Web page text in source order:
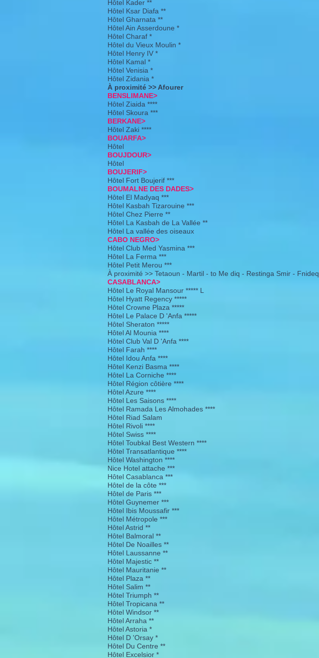
Hôtel Kader **
Hôtel Ksar Diafa **
Hôtel Gharnata **
Hôtel Ain Asserdoune *
Hôtel Charaf *
Hôtel du Vieux Moulin *
Hôtel Henry IV *
Hôtel Kamal *
Hôtel Venisia *
Hôtel Zidania *
À proximité >> Afourer
BENSLIMANE>
Hôtel Ziaida ****
Hôtel Skoura ***
BERKANE>
Hôtel Zaki ****
BOUARFA>
Hôtel
BOUJDOUR>
Hôtel
BOUJERIF>
Hôtel Fort Boujerif ***
BOUMALNE DES DADES>
Hôtel El Madyaq ***
Hôtel Kasbah Tizarouine ***
Hôtel Chez Pierre **
Hôtel La Kasbah de La Vallée **
Hôtel La vallée des oiseaux
CABO NEGRO>
Hôtel Club Med Yasmina ***
Hôtel La Ferma ***
Hôtel Petit Merou ***
À proximité >> Tetaoun - Martil - to Me diq - Restinga Smir - Fnideq
CASABLANCA>
Hôtel Le Royal Mansour ***** L
Hôtel Hyatt Regency *****
Hôtel Crowne Plaza *****
Hôtel Le Palace D 'Anfa *****
Hôtel Sheraton *****
Hôtel Al Mounia ****
Hôtel Club Val D 'Anfa ****
Hôtel Farah ****
Hôtel Idou Anfa ****
Hôtel Kenzi Basma ****
Hôtel La Corniche ****
Hôtel Région côtière ****
Hôtel Azure ****
Hôtel Les Saisons ****
Hôtel Ramada Les Almohades ****
Hôtel Riad Salam
Hôtel Rivoli ****
Hôtel Swiss ****
Hôtel Toubkal Best Western ****
Hôtel Transatlantique ****
Hôtel Washington ****
Nice Hotel attache ***
Hôtel Casablanca ***
Hôtel de la côte ***
Hôtel de Paris ***
Hôtel Guynemer ***
Hôtel Ibis Moussafir ***
Hôtel Métropole ***
Hôtel Astrid **
Hôtel Balmoral **
Hôtel De Noailles **
Hôtel Laussanne **
Hôtel Majestic **
Hôtel Mauritanie **
Hôtel Plaza **
Hôtel Salim **
Hôtel Triumph **
Hôtel Tropicana **
Hôtel Windsor **
Hôtel Arraha **
Hôtel Astoria *
Hôtel D 'Orsay *
Hôtel Du Centre **
Hôtel Excelsior *